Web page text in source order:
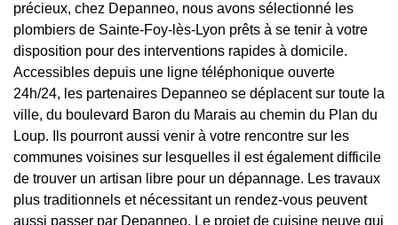
précieux, chez Depanneo, nous avons sélectionné les
plombiers de Sainte-Foy-lès-Lyon prêts à se tenir à votre
disposition pour des interventions rapides à domicile.
Accessibles depuis une ligne téléphonique ouverte
24h/24, les partenaires Depanneo se déplacent sur toute la
ville, du boulevard Baron du Marais au chemin du Plan du
Loup. Ils pourront aussi venir à votre rencontre sur les
communes voisines sur lesquelles il est également difficile
de trouver un artisan libre pour un dépannage. Les travaux
plus traditionnels et nécessitant un rendez-vous peuvent
aussi passer par Depanneo. Le projet de cuisine neuve qui